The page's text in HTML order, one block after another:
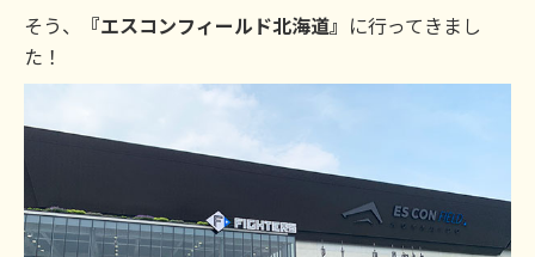
そう、
『エスコンフィールド北海道』 に行ってきまし
た！